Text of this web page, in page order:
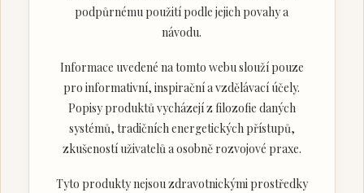
podpůrnému použití podle jejich povahy a
návodu.
Informace uvedené na tomto webu slouží pouze
pro informativní, inspirační a vzdělávací účely.
Popisy produktů vycházejí z filozofie daných
systémů, tradičních energetických přístupů,
zkušeností uživatelů a osobně rozvojové praxe.
Tyto produkty nejsou zdravotnickými prostředky